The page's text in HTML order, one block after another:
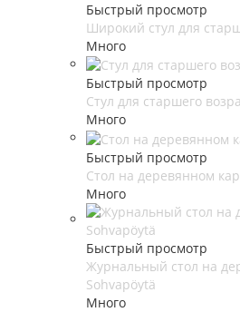
Быстрый просмотр
Широкий стул для
Много
Быстрый просмотр
Стул для старшего
Много
Быстрый просмотр
Стол на деревянном
Много
Быстрый просмотр
Журнальный стол на
Sohvapöytä
Много